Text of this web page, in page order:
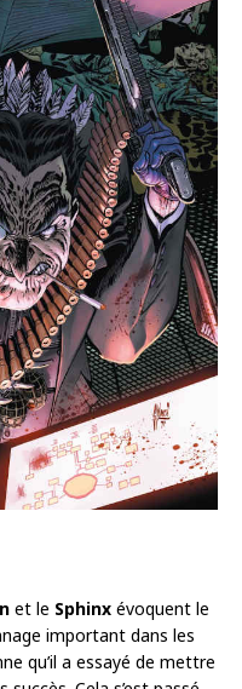
et le Sphinx évoquent le
important dans les
qu’il a essayé de mettre